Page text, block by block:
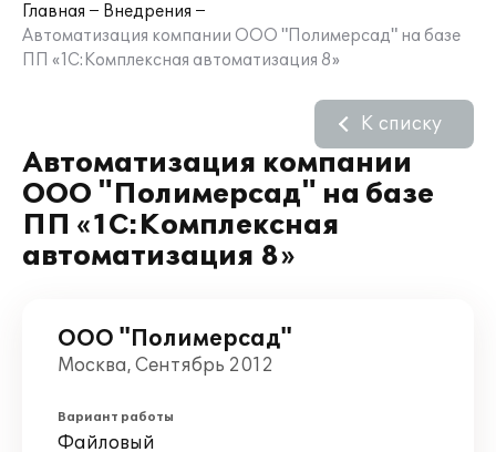
Главная
Внедрения
Автоматизация компании ООО "Полимерсад" на базе
ПП «1С:Комплексная автоматизация 8»
Автоматизация компании
ООО "Полимерсад" на базе
ПП «1С:Комплексная
автоматизация 8»
К списку
ООО "Полимерсад"
Москва, Сентябрь 2012
Вариант работы
Файловый